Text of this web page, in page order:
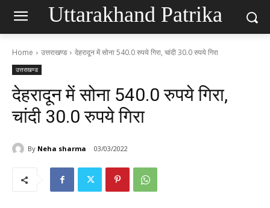
Uttarakhand Patrika
Home उत्तराखण्ड देहरादून में सोना 540.0 रुपये गिरा, चांदी 30.0 रुपये गिरा
उत्तराखण्ड
देहरादून में सोना 540.0 रुपये गिरा,
चांदी 30.0 रुपये गिरा
By Neha sharma 03/03/2022